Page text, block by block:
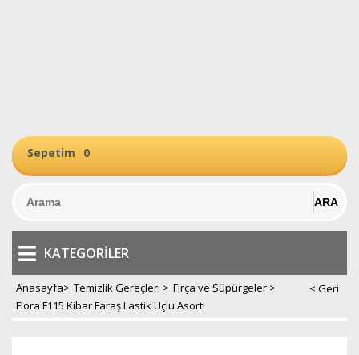
Sepetim 0
KATEGORILER
Anasayfa> Temizlik Gereçleri > Fırça ve Süpürgeler >
Flora F115 Kibar Faraş Lastik Uçlu Asorti